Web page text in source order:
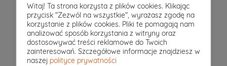
Pokoje3 | Łazienki1 | Garaż0
Projekt domu
ELKA 2 5 249 zł
86 m2
Witaj! Ta strona korzysta z plików cookies. Klikając
przycisk "Zezwól na wszystkie", wyrażasz zgodę na
korzystanie z plików cookies. Pliki te pomagają nam
analizować sposób korzystania z witryny oraz
dostosowywać treści reklamowe do Twoich
zainteresowań. Szczegółowe informacje znajdziesz w
naszej polityce prywatności